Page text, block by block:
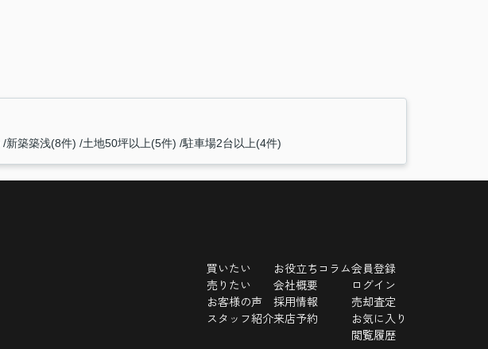
新築築浅(8件) 土地50坪以上(5件) 駐車場2台以上(4件)
買いたい
売りたい
お客様の声
スタッフ紹介
お役立ちコラム
会社概要
採用情報
来店予約
会員登録
ログイン
売却査定
お気に入り
閲覧履歴